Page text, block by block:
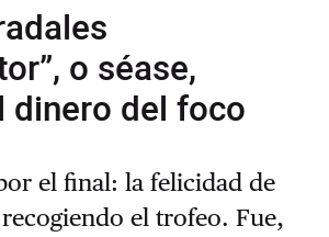
o séase,
dinero del foco
el final: la felicidad de
el trofeo. Fue,